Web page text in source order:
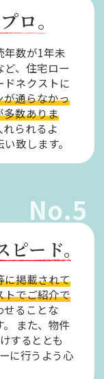
ロ。
年数が1年未
、住宅ロー
ドネクストに
が通らなかっ
多数ありま
られるよ
致します。
No.5
ード。
に掲載されて
トでご紹介で
せることな
また、物件
するととも
に行うよう心